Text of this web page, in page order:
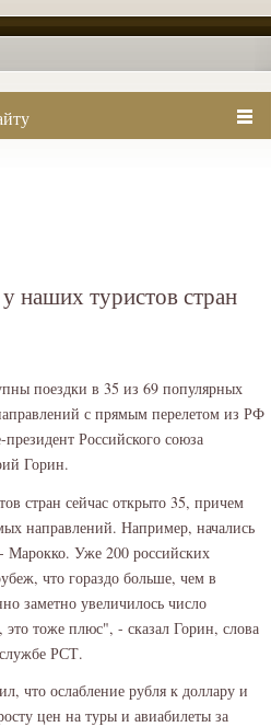
наших туристов стран
поездки в 35 из 69 популярных
с прямым перелетом из РФ
Российского союза
Горин.
стран сейчас открыто 35, причем
направлений. Например, начались
Марокко. Уже 200 российских
что гораздо больше, чем в
заметно увеличилось число
это тоже плюс", - сказал Горин, слова
РСТ.
что ослабление рубля к доллару и
цен на туры и авиабилеты за